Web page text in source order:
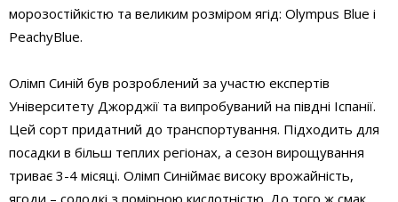
морозостійкістю та великим розміром ягід: Olympus Blue і
PeachyBlue.
Олімп Синій був розроблений за участю експертів
Університету Джорджії та випробуваний на півдні Іспанії.
Цей сорт придатний до транспортування. Підходить для
посадки в більш теплих регіонах, а сезон вирощування
триває 3-4 місяці. Олімп Синіймає високу врожайність,
ягоди – солодкі з помірною кислотністю. До того ж смак